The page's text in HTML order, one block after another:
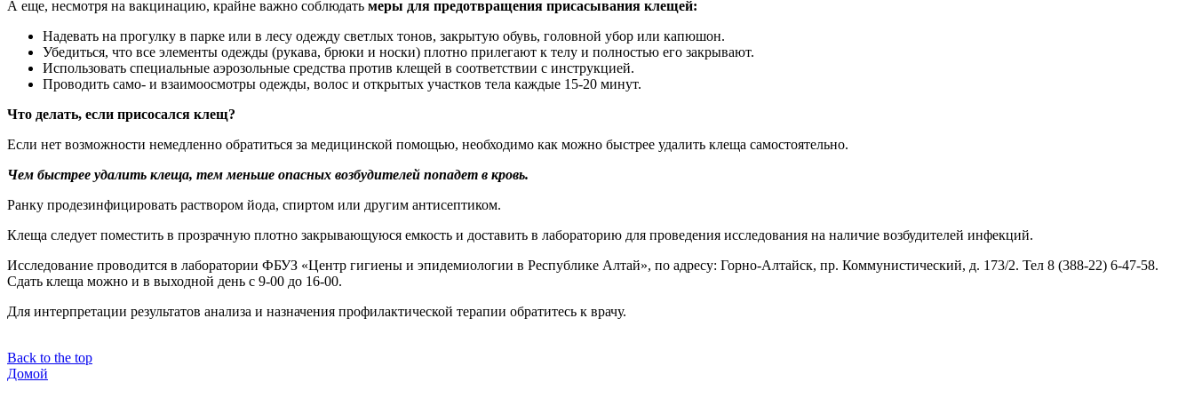
А еще, несмотря на вакцинацию, крайне важно соблюдать меры для предотвращения присасывания клещей:
Надевать на прогулку в парке или в лесу одежду светлых тонов, закрытую обувь, головной убор или капюшон.
Убедиться, что все элементы одежды (рукава, брюки и носки) плотно прилегают к телу и полностью его закрывают.
Использовать специальные аэрозольные средства против клещей в соответствии с инструкцией.
Проводить само- и взаимоосмотры одежды, волос и открытых участков тела каждые 15-20 минут.
Что делать, если присосался клещ?
Если нет возможности немедленно обратиться за медицинской помощью, необходимо как можно быстрее удалить клеща самостоятельно.
Чем быстрее удалить клеща, тем меньше опасных возбудителей попадет в кровь.
Ранку продезинфицировать раствором йода, спиртом или другим антисептиком.
Клеща следует поместить в прозрачную плотно закрывающуюся емкость и доставить в лабораторию для проведения исследования на наличие возбудителей инфекций.
Исследование проводится в лаборатории ФБУЗ «Центр гигиены и эпидемиологии в Республике Алтай», по адресу: Горно-Алтайск, пр. Коммунистический, д. 173/2. Тел 8 (388-22) 6-47-58.
Сдать клеща можно и в выходной день с 9-00 до 16-00.
Для интерпретации результатов анализа и назначения профилактической терапии обратитесь к врачу.
Back to the top
Домой